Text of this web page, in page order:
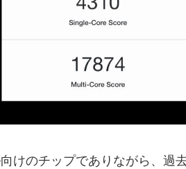
けのチップでありながら、過